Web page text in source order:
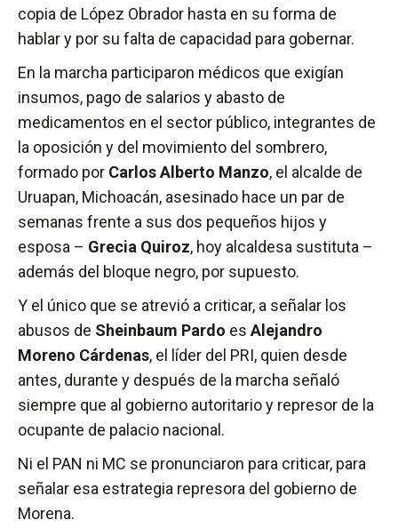
copia de López Obrador hasta en su forma de
hablar y por su falta de capacidad para gobernar.
En la marcha participaron médicos que exigían
insumos, pago de salarios y abasto de
medicamentos en el sector público, integrantes de
la oposición y del movimiento del sombrero,
formado por Carlos Alberto Manzo, el alcalde de
Uruapan, Michoacán, asesinado hace un par de
semanas frente a sus dos pequeños hijos y
esposa – Grecia Quiroz, hoy alcaldesa sustituta –
además del bloque negro, por supuesto.
Y el único que se atrevió a criticar, a señalar los
abusos de Sheinbaum Pardo es Alejandro
Moreno Cárdenas, el líder del PRI, quien desde
antes, durante y después de la marcha señaló
siempre que al gobierno autoritario y represor de la
ocupante de palacio nacional.
Ni el PAN ni MC se pronunciaron para criticar, para
señalar esa estrategia represora del gobierno de
Morena.